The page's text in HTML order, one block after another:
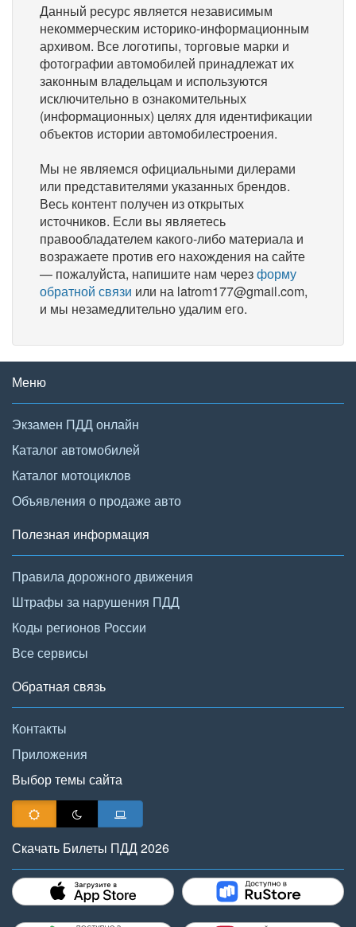
Данный ресурс является независимым
некоммерческим историко-информационным
архивом. Все логотипы, торговые марки и
фотографии автомобилей принадлежат их
законным владельцам и используются
исключительно в ознакомительных
(информационных) целях для идентификации
объектов истории автомобилестроения.
Мы не являемся официальными дилерами
или представителями указанных брендов.
Весь контент получен из открытых
источников. Если вы являетесь
правообладателем какого-либо материала и
возражаете против его нахождения на сайте
— пожалуйста, напишите нам черезформу
обратной связи или на latrom177@gmail.com,
и мы незамедлительно удалим его.
Меню
Экзамен ПДД онлайн
Каталог автомобилей
Каталог мотоциклов
Объявления о продаже авто
Полезная информация
Правила дорожного движения
Штрафы за нарушения ПДД
Коды регионов России
Все сервисы
Обратная связь
Контакты
Приложения
Выбор темы сайта
Скачать Билеты ПДД 2026